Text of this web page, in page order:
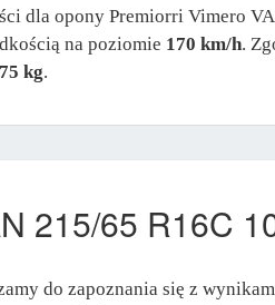
dla opony Premiorri Vimero
na poziomie 170 km/h.
kg.
215/65 R16C
do zapoznania się z